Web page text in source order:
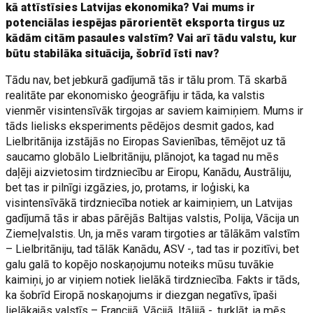
kā attīstīsies Latvijas ekonomika? Vai mums ir
potenciālas iespējas pārorientēt eksporta tirgus uz
kādām citām pasaules valstīm? Vai arī tādu valstu, kur
būtu stabilāka situācija, šobrīd īsti nav?
Tādu nav, bet jebkurā gadījumā tās ir tālu prom. Tā skarbā
realitāte par ekonomisko ģeogrāfiju ir tāda, ka valstis
vienmēr visintensīvāk tirgojas ar saviem kaimiņiem. Mums ir
tāds lielisks eksperiments pēdējos desmit gados, kad
Lielbritānija izstājās no Eiropas Savienības, tēmējot uz tā
saucamo globālo Lielbritāniju, plānojot, ka tagad nu mēs
daļēji aizvietosim tirdzniecību ar Eiropu, Kanādu, Austrāliju,
bet tas ir pilnīgi izgāzies, jo, protams, ir loģiski, ka
visintensīvākā tirdzniecība notiek ar kaimiņiem, un Latvijas
gadījumā tās ir abas pārējās Baltijas valstis, Polija, Vācija un
Ziemeļvalstis. Un, ja mēs varam tirgoties ar tālākām valstīm
– Lielbritāniju, tad tālāk Kanādu, ASV -, tad tas ir pozitīvi, bet
galu galā to kopējo noskaņojumu noteiks mūsu tuvākie
kaimiņi, jo ar viņiem notiek lielākā tirdzniecība. Fakts ir tāds,
ka šobrīd Eiropā noskaņojums ir diezgan negatīvs, īpaši